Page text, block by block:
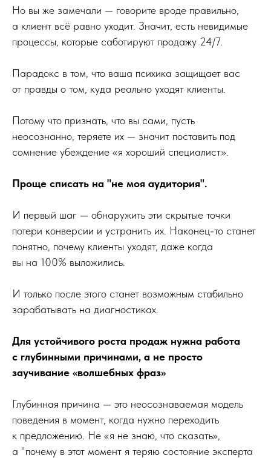
Но вы же замечали — говорите вроде правильно,
а клиент всё равно уходит. Значит, есть невидимые
процессы, которые саботируют продажу 24/7.
Парадокс в том, что ваша психика защищает вас
от правды о том, куда реально уходят клиенты.
Потому что признать, что вы сами, пусть
неосознанно, теряете их — значит поставить под
сомнение убеждение «я хороший специалист».
Проще списать на "не моя аудитория".
И первый шаг — обнаружить эти скрытые точки
потери конверсии и устранить их. Наконец-то станет
понятно, почему клиенты уходят, даже когда
вы на 100% выложились.
И только после этого станет возможным стабильно
зарабатывать на диагностиках.
Для устойчивого роста продаж нужна работа
с глубинными причинами, а не просто
заучивание «волшебных фраз»
Глубинная причина — это неосознаваемая модель
поведения в момент, когда нужно переходить
к предложению. Не «я не знаю, что сказать»,
а "почему в этот момент я теряю состояние эксперта